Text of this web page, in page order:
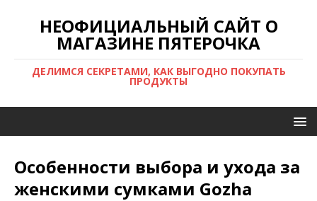
НЕОФИЦИАЛЬНЫЙ САЙТ О
МАГАЗИНЕ ПЯТЕРОЧКА
ДЕЛИМСЯ СЕКРЕТАМИ, КАК ВЫГОДНО ПОКУПАТЬ
ПРОДУКТЫ
Особенности выбора и ухода за
женскими сумками Gozha